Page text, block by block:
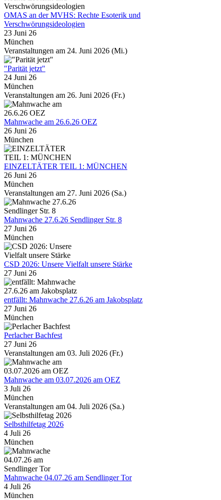
OMAS an der MVHS: Rechte Esoterik und
Verschwörungsideologien
23 Juni 26
München
Veranstaltungen am 24. Juni 2026 (Mi.)
"Parität jetzt"
24 Juni 26
München
Veranstaltungen am 26. Juni 2026 (Fr.)
Mahnwache am 26.6.26 OEZ
26 Juni 26
München
EINZELTÄTER TEIL 1: MÜNCHEN
26 Juni 26
München
Veranstaltungen am 27. Juni 2026 (Sa.)
Mahnwache 27.6.26 Sendlinger Str. 8
27 Juni 26
München
CSD 2026: Unsere Vielfalt unsere Stärke
27 Juni 26
entfällt: Mahnwache 27.6.26 am Jakobsplatz
27 Juni 26
München
Perlacher Bachfest
27 Juni 26
Veranstaltungen am 03. Juli 2026 (Fr.)
Mahnwache am 03.07.2026 am OEZ
3 Juli 26
München
Veranstaltungen am 04. Juli 2026 (Sa.)
Selbsthilfetag 2026
4 Juli 26
München
Mahnwache 04.07.26 am Sendlinger Tor
4 Juli 26
München